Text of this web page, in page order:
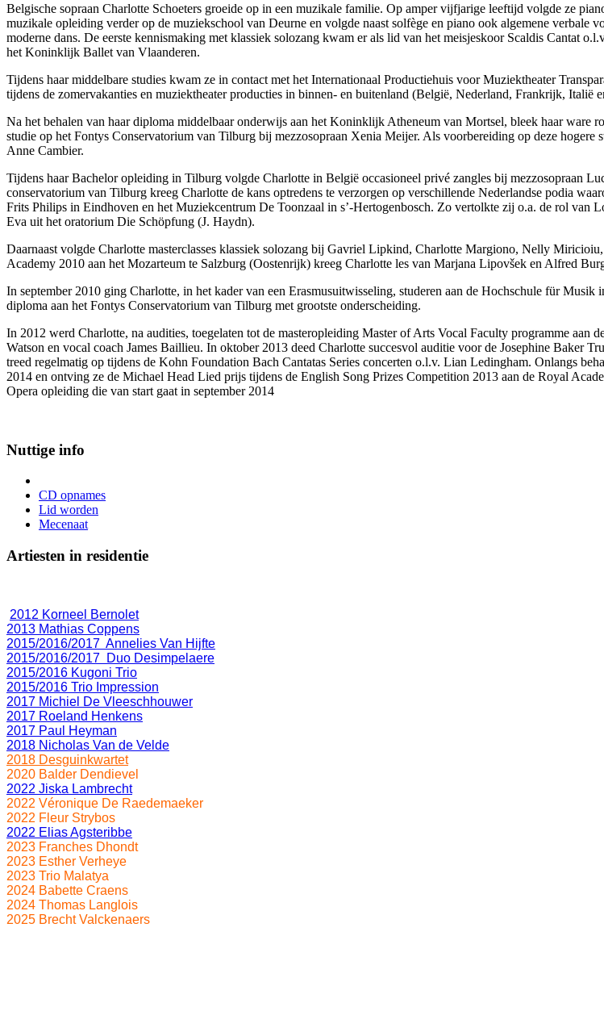
Belgische sopraan Charlotte Schoeters groeide op in een muzikale familie. Op amper vijfjarige leeftijd volgde ze
muzikale opleiding verder op de muziekschool van Deurne en volgde naast solfège en piano ook algemene verbale
moderne dans. De eerste kennismaking met klassiek solozang kwam er als lid van het meisjeskoor Scaldis Cantat
het Koninklijk Ballet van Vlaanderen.
Tijdens haar middelbare studies kwam ze in contact met het Internationaal Productiehuis voor Muziektheater
tijdens de zomervakanties en muziektheater producties in binnen- en buitenland (België, Nederland, Frankrijk, Italië
Na het behalen van haar diploma middelbaar onderwijs aan het Koninklijk Atheneum van Mortsel, bleek haar ware
studie op het Fontys Conservatorium van Tilburg bij mezzosopraan Xenia Meijer. Als voorbereiding op deze hogere
Anne Cambier.
Tijdens haar Bachelor opleiding in Tilburg volgde Charlotte in België occasioneel privé zangles bij mezzosopraan
conservatorium van Tilburg kreeg Charlotte de kans optredens te verzorgen op verschillende Nederlandse podia
Frits Philips in Eindhoven en het Muziekcentrum De Toonzaal in s’-Hertogenbosch. Zo vertolkte zij o.a. de rol van
Eva uit het oratorium Die Schöpfung (J. Haydn).
Daarnaast volgde Charlotte masterclasses klassiek solozang bij Gavriel Lipkind, Charlotte Margiono, Nelly
Academy 2010 aan het Mozarteum te Salzburg (Oostenrijk) kreeg Charlotte les van Marjana Lipovšek en Alfred
In september 2010 ging Charlotte, in het kader van een Erasmusuitwisseling, studeren aan de Hochschule für
diploma aan het Fontys Conservatorium van Tilburg met grootste onderscheiding.
In 2012 werd Charlotte, na audities, toegelaten tot de masteropleiding Master of Arts Vocal Faculty programme
Watson en vocal coach James Baillieu. In oktober 2013 deed Charlotte succesvol auditie voor de Josephine Baker
treed regelmatig op tijdens de Kohn Foundation Bach Cantatas Series concerten o.l.v. Lian Ledingham. Onlangs
2014 en ontving ze de Michael Head Lied prijs tijdens de English Song Prizes Competition 2013 aan de Royal
Opera opleiding die van start gaat in september 2014
Nuttige info
CD opnames
Lid worden
Mecenaat
Artiesten in residentie
2012 Korneel Bernolet
2013 Mathias Coppens
2015/2016/2017 Annelies Van Hijfte
2015/2016/2017 Duo Desimpelaere
2015/2016 Kugoni Trio
2015/2016 Trio Impression
2017 Michiel De Vleeschhouwer
2017 Roeland Henkens
2017 Paul Heyman
2018 Nicholas Van de Velde
2018 Desguinkwartet
2020 Balder Dendievel
2022 Jiska Lambrecht
2022 Véronique De Raedemaeker
2022 Fleur Strybos
2022 Elias Agsteribbe
2023 Franches Dhondt
2023 Esther Verheye
2023 Trio Malatya
2024 Babette Craens
2024 Thomas Langlois
2025 Brecht Valckenaers